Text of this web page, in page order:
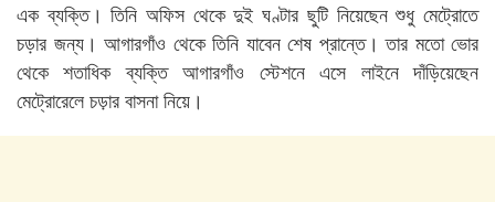
এক ব্যক্তি। তিনি অফিস থেকে দুই ঘণ্টার ছুটি নিয়েছেন শুধু মেট্রোতে
চড়ার জন্য। আগারগাঁও থেকে তিনি যাবেন শেষ প্রান্তে। তার মতো ভোর
থেকে শতাধিক ব্যক্তি আগারগাঁও স্টেশনে এসে লাইনে দাঁড়িয়েছেন
মেট্রোরেলে চড়ার বাসনা নিয়ে।